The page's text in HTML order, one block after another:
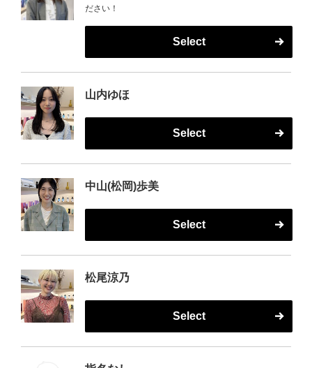
ださい！
Select
山内ゆほ
Select
中山(松岡)歩美
Select
松尾涼乃
Select